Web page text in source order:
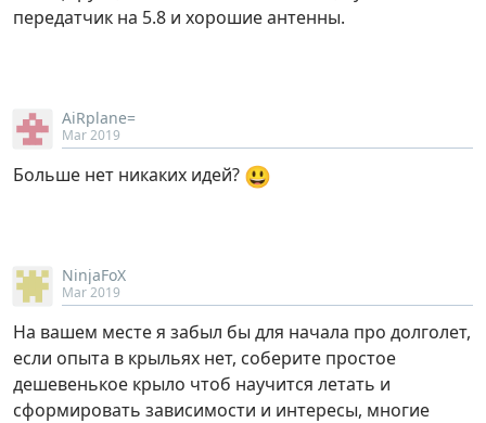
передатчик на 5.8 и хорошие антенны.
AiRplane=
Mar 2019
Больше нет никаких идей? 😃
NinjaFoX
Mar 2019
На вашем месте я забыл бы для начала про долголет,
если опыта в крыльях нет, соберите простое
дешевенькое крыло чтоб научится летать и
сформировать зависимости и интересы, многие